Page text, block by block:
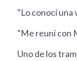
"Lo conocí una
"Me reuní con
Uno de los